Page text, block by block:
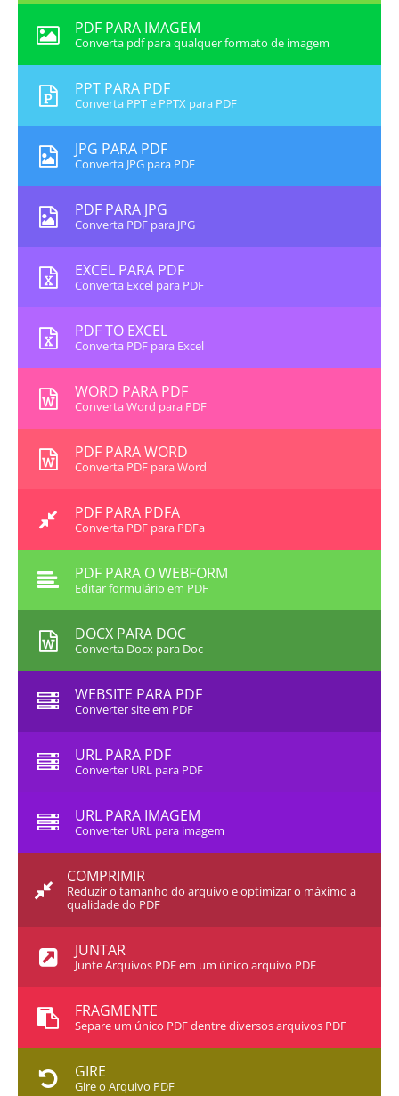
PDF PARA IMAGEM
Converta pdf para qualquer formato de imagem
PPT PARA PDF
Converta PPT e PPTX para PDF
JPG PARA PDF
Converta JPG para PDF
PDF PARA JPG
Converta PDF para JPG
EXCEL PARA PDF
Converta Excel para PDF
PDF TO EXCEL
Converta PDF para Excel
WORD PARA PDF
Converta Word para PDF
PDF PARA WORD
Converta PDF para Word
PDF PARA PDFA
Converta PDF para PDFa
PDF PARA O WEBFORM
Editar formulário em PDF
DOCX PARA DOC
Converta Docx para Doc
WEBSITE PARA PDF
Converter site em PDF
URL PARA PDF
Converter URL para PDF
URL PARA IMAGEM
Converter URL para imagem
COMPRIMIR
Reduzir o tamanho do arquivo e optimizar o máximo a
qualidade do PDF
JUNTAR
Junte Arquivos PDF em um único arquivo PDF
FRAGMENTE
Separe um único PDF dentre diversos arquivos PDF
GIRE
Gire o Arquivo PDF